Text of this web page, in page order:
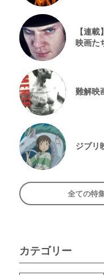
【連
映画た
難解映
ジブリ
全ての特
カテゴリー